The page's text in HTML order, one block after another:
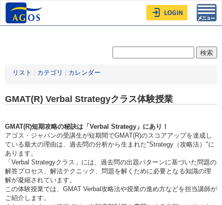
リスト カテゴリ カレンダー
GMAT(R) Verbal Strategyクラス体験授業
GMAT(R)短期攻略の秘訣は「Verbal Strategy」にあり！
アゴス・ジャパンの受講生が短期間でGMAT(R)のスコアアップを達成し
ている最大の理由は、過去問の分析から生まれた"Strategy（攻略法）"に
あります。
「Verbal Strategyクラス」には、過去問の出題パターンに基づいた問題の
解答プロセス、解法テクニック、問題を解くために必要となる知識の理
解が凝縮されています。
この体験授業では、GMAT Verbal攻略法や授業の進め方などを担当講師が
ご紹介します。